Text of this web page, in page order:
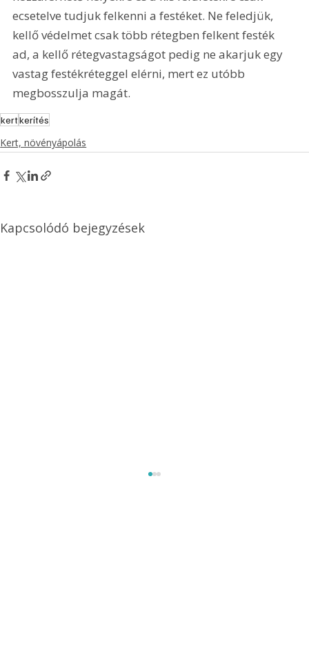
ecsetelve tudjuk felkenni a festéket. Ne feledjük,
kellő védelmet csak több rétegben felkent festék
ad, a kellő rétegvastagságot pedig ne akarjuk egy
vastag festékréteggel elérni, mert ez utóbb
megbosszulja magát.
kertkerítés
Kert, növényápolás
Kapcsolódó bejegyzések